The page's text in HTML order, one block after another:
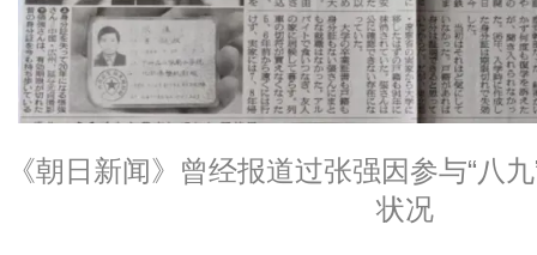
《朝日新闻》曾经报道过张强因参与“八
状况